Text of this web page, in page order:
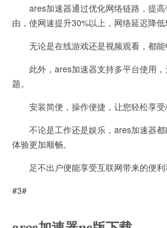
ares加速器通过优化网络链路，提高
由，使网速提升30%以上，网络延迟降低
无论是在线游戏还是视频观看，都能
此外，ares加速器支持多平台使用，
题。
安装简便，操作便捷，让您轻松享受
不论是工作还是娱乐，ares加速器都
体验更加顺畅。
足不出户便能享受互联网带来的便利
#3#